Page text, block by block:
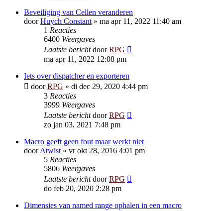
Beveiliging van Cellen veranderen
doorHuych Constant » ma apr 11, 2022 11:40 am
1 Reacties
6400 Weergaves
Laatste berichtdoorRPG
ma apr 11, 2022 12:08 pm
Iets over dispatcher en exporteren
doorRPG » di dec 29, 2020 4:44 pm
3 Reacties
3999 Weergaves
Laatste berichtdoorRPG
zo jan 03, 2021 7:48 pm
Macro geeft geen fout maar werkt niet
doorAtwist » vr okt 28, 2016 4:01 pm
5 Reacties
5806 Weergaves
Laatste berichtdoorRPG
do feb 20, 2020 2:28 pm
Dimensies van named range ophalen in een macro